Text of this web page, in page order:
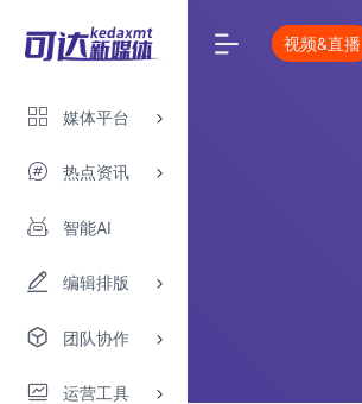
媒体平台
热点资讯
智能AI
编辑排版
团队协作
运营工具
视频&直播